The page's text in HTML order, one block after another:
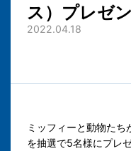
ス）プレゼ
2022.04.18
ミッフィーと動物た
を抽選で5名様にプレ